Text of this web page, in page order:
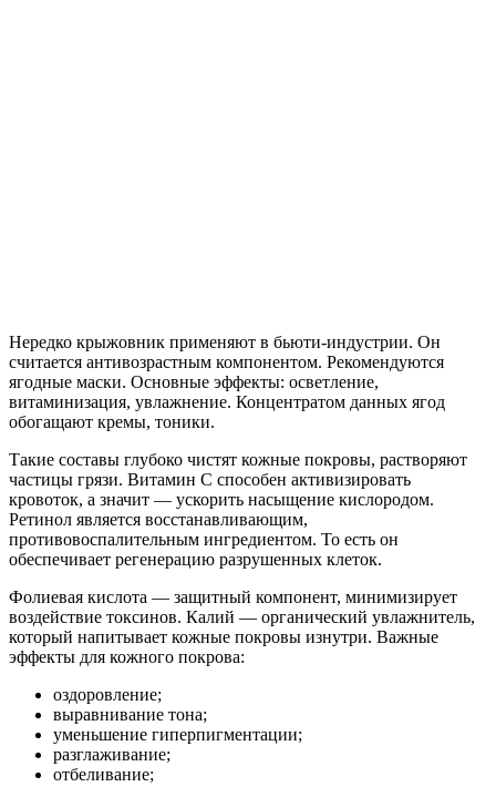
Нередко крыжовник применяют в бьюти-индустрии. Он
считается антивозрастным компонентом. Рекомендуются
ягодные маски. Основные эффекты: осветление,
витаминизация, увлажнение. Концентратом данных ягод
обогащают кремы, тоники.
Такие составы глубоко чистят кожные покровы, растворяют
частицы грязи. Витамин C способен активизировать
кровоток, а значит — ускорить насыщение кислородом.
Ретинол является восстанавливающим,
противовоспалительным ингредиентом. То есть он
обеспечивает регенерацию разрушенных клеток.
Фолиевая кислота — защитный компонент, минимизирует
воздействие токсинов. Калий — органический увлажнитель,
который напитывает кожные покровы изнутри. Важные
эффекты для кожного покрова:
оздоровление;
выравнивание тона;
уменьшение гиперпигментации;
разглаживание;
отбеливание;